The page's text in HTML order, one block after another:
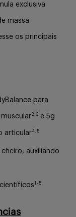
exclusiva
massa
os principais
para
2 , 3 e 5g
articular4 , 5
auxiliando
1 - 5